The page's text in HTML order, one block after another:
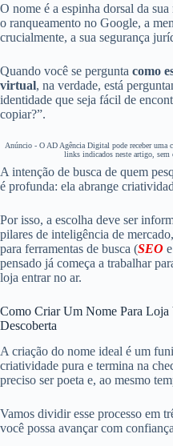
O nome é a espinha dorsal da
o ranqueamento no Google, a
crucialmente, a sua segurança
Quando você se pergunta como
virtual, na verdade, está
identidade que seja fácil de
copiar?”.
Anúncio - O AD Agência Digital pode receber uma
links indicados neste artigo, sem
A intenção de busca de quem
é profunda: ela abrange
Por isso, a escolha deve ser
pilares de inteligência de
para ferramentas de busca (SEO e
pensado já começa a trabalhar
loja entrar no ar.
Como Criar Um Nome Para Loja
Descoberta
A criação do nome ideal é um
criatividade pura e termina na
preciso ser poeta e, ao mesmo
Vamos dividir esse processo em
você possa avançar com